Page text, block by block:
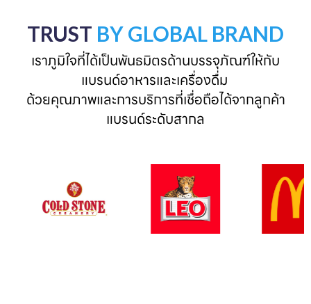
TRUST BY GLOBAL BRAND
เราภูมิใจที่ได้เป็นพันธมิตรด้านบรรจุภัณฑ์ให้กับ
แบรนด์อาหารและเครื่องดื่ม
ด้วยคุณภาพและการบริการที่เชื่อถือได้จากลูกค้า
แบรนด์ระดับสากล